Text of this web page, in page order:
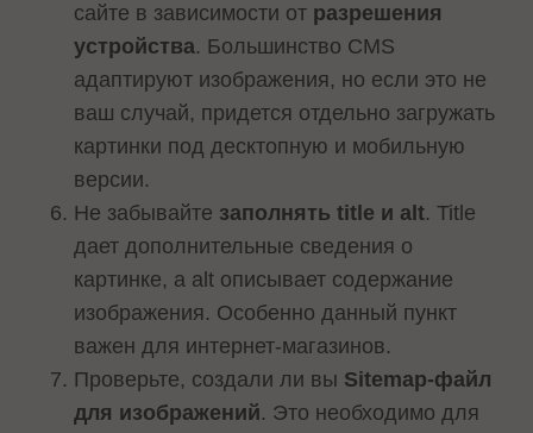
сайте в зависимости от разрешения
устройства. Большинство CMS
адаптируют изображения, но если это не
ваш случай, придется отдельно загружать
картинки под десктопную и мобильную
версии.
Не забывайте заполнять title и alt. Title
дает дополнительные сведения о
картинке, а alt описывает содержание
изображения. Особенно данный пункт
важен для интернет-магазинов.
Проверьте, создали ли вы Sitemap-файл
для изображений. Это необходимо для